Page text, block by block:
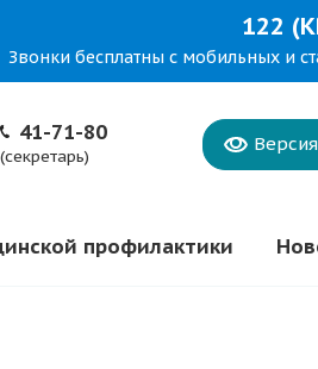
122
Звонки бесплатны с мобильных и
41-71-80
(секретарь)
профилактики